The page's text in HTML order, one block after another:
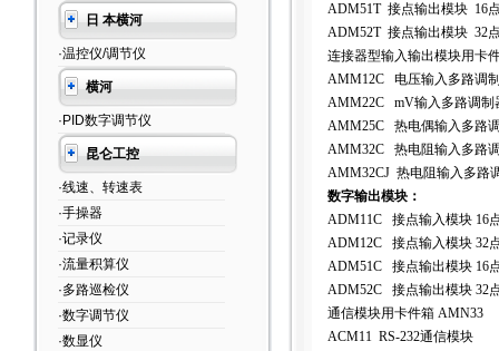
日 本横河
·温控仪/调节仪
横河
·PID数字调节仪
昆仑工控
·线速、转速表
·手操器
·记录仪
·流量积算仪
·多路巡检仪
·数字调节仪
·数显仪
ADM51T 接点输出模块 16
ADM52T 接点输出模块 32
连接器型输入输出模块用卡
AMM12C 电压输入多路调
AMM22C mV输入多路调制
AMM25C 热电偶输入多路
AMM32C 热电阻输入多路
AMM32CJ 热电阻输入多路
数字输出模块：
ADM11C 接点输入模块 16
ADM12C 接点输入模块 32
ADM51C 接点输出模块 16
ADM52C 接点输出模块 32
通信模块用卡件箱 AMN33
ACM11 RS-232通信模块